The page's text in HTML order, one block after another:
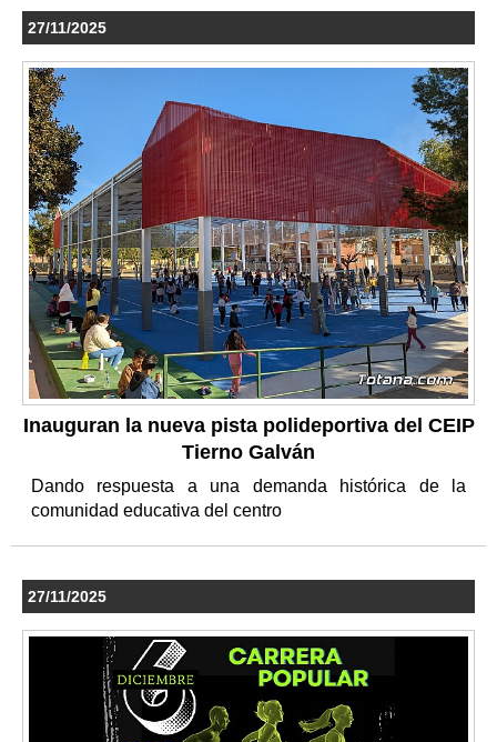
27/11/2025
Inauguran la nueva pista polideportiva del CEIP
Tierno Galván
Dando respuesta a una demanda histórica de la
comunidad educativa del centro
27/11/2025